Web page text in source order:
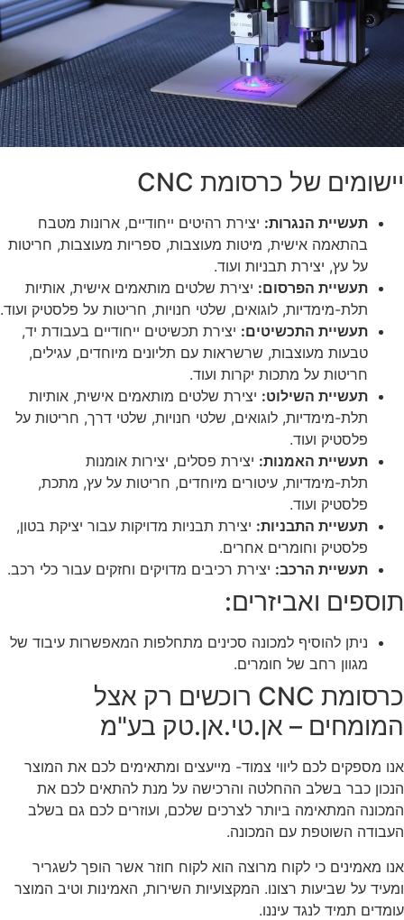
יישומים של כרסומת CNC
תעשיית הנגרות: יצירת רהיטים ייחודיים, ארונות מטבח
בהתאמה אישית, מיטות מעוצבות, ספריות מעוצבות, חריטות
על עץ, יצירת תבניות ועוד.
תעשיית הפרסום: יצירת שלטים מותאמים אישית, אותיות
תלת-מימדיות, לוגואים, שלטי חנויות, חריטות על פלסטיק ועוד.
תעשיית התכשיטים: יצירת תכשיטים ייחודיים בעבודת יד,
טבעות מעוצבות, שרשראות עם תליונים מיוחדים, עגילים,
חריטות על מתכות יקרות ועוד.
תעשיית השילוט: יצירת שלטים מותאמים אישית, אותיות
תלת-מימדיות, לוגואים, שלטי חנויות, שלטי דרך, חריטות על
פלסטיק ועוד.
תעשיית האמנות: יצירת פסלים, יצירות אומנות
תלת-מימדיות, עיטורים מיוחדים, חריטות על עץ, מתכת,
פלסטיק ועוד.
תעשיית התבניות: יצירת תבניות מדויקות עבור יציקת בטון,
פלסטיק וחומרים אחרים.
תעשיית הרכב: יצירת רכיבים מדויקים וחזקים עבור כלי רכב.
תוספים ואביזרים:
ניתן להוסיף למכונה סכינים מתחלפות המאפשרות עיבוד של
מגוון רחב של חומרים.
כרסומת CNC רוכשים רק אצל
המומחים – אן.טי.אן.טק בע"מ
אנו מספקים לכם ליווי צמוד- מייעצים ומתאימים לכם את המוצר
הנכון כבר בשלב ההחלטה והרכישה על מנת להתאים לכם את
המכונה המתאימה ביותר לצרכים שלכם, ועוזרים לכם גם בשלב
העבודה השוטפת עם המכונה.
אנו מאמינים כי לקוח מרוצה הוא לקוח חוזר אשר הופך לשגריר
ומעיד על שביעות רצונו. המקצועיות השירות, האמינות וטיב המוצר
עומדים תמיד לנגד עיננו.